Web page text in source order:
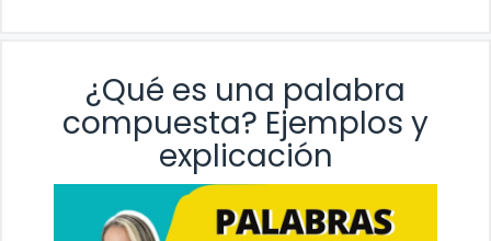
¿Qué es una palabra
compuesta? Ejemplos y
explicación